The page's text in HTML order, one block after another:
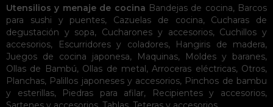
Utensilios y menaje de cocina Bandejas de cocina, Barcos
para sushi y puentes, Cazuelas de cocina, Cucharas de
degustación y sopa, Cucharones y accesorios, Cuchillos y
accesorios, Escurridores y coladores, Hangiris de madera,
Juegos de cocina japonesa, Maquinas, Moldes y baranes,
Ollas de Bambú, Ollas de metal,Arroceras eléctricas, Otros,
Planchas, Palillos japoneses y accesorios, Pinchos de bambu
y esterillas, Piedras para afilar, Recipientes y accesorios,